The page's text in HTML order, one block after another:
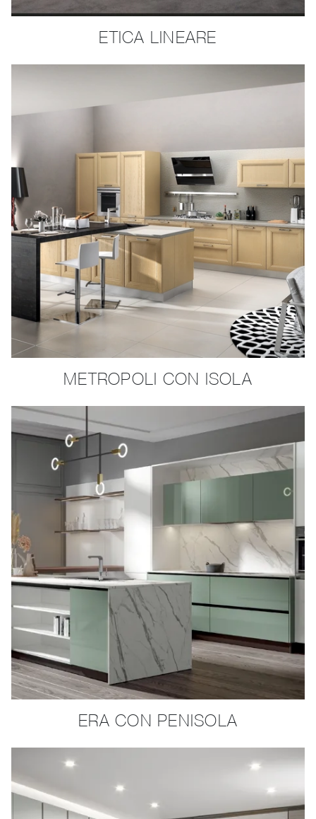
ETICA LINEARE
METROPOLI CON ISOLA
ERA CON PENISOLA